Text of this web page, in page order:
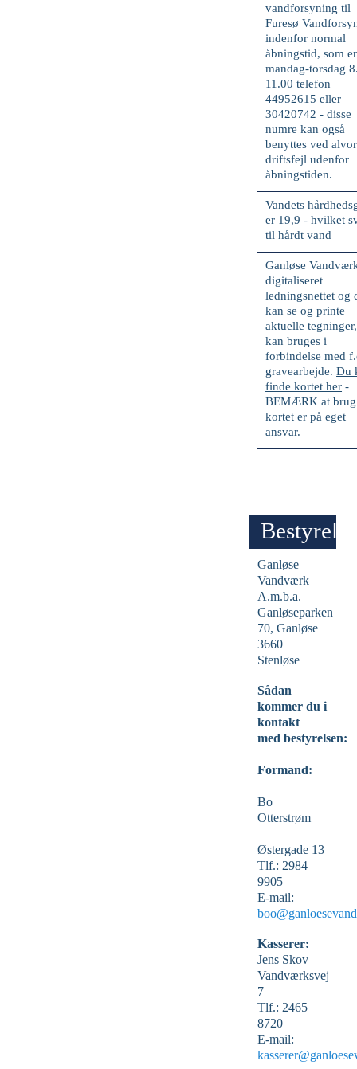
vandforsyning til
Furesø
indenfor normal
åbningstid, som er
mandag-torsdag
11.00 telefon
44952615 eller
30420742- disse
numre kan også
benyttes ved
driftsfejl udenfor
åbningstiden.
Vandets
er 19,9 - hvilket
tilhårdt vand
Ganløse
digitaliseret
ledningsnettet og
kan se og printe
aktuelle
kan bruges i
forbindelse med
gravearbejde.Du
finde kortet her -
BEMÆRK at
kortet er på eget
ansvar.
Ganløse
Vandværk
A.m.b.a.
Ganløseparken
70, Ganløse
3660
Stenløse
Sådan
kommer du i
kontakt
med bestyrelsen:
Formand:
Bo
Otterstrøm
Østergade 13
Tlf.: 2984
9905
E-mail:
Kasserer:
Jens Skov
Vandværksvej
7
Tlf.: 2465
8720
E-mail: